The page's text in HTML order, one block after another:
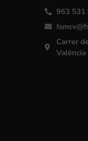
963 531
Carrer
València